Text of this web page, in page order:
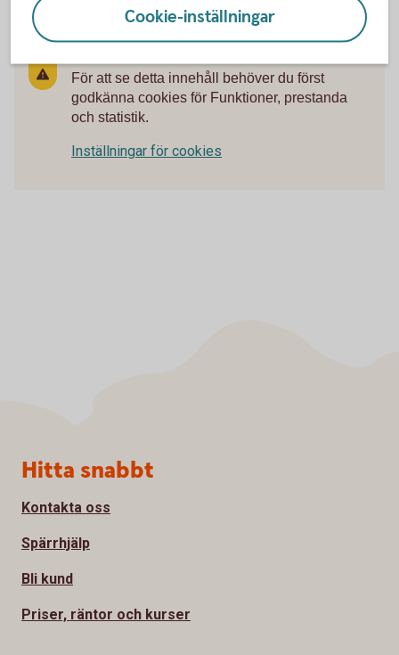
För att se detta innehåll behöver du först
godkänna cookies för Funktioner, prestanda
och statistik.
Inställningar för cookies
Cookie-inställningar
Sidfot
Hitta snabbt
Kontakta oss
Spärrhjälp
Bli kund
Priser, räntor och kurser